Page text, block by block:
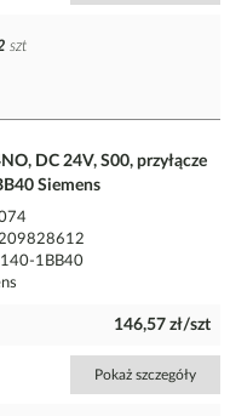
szt
DC 24V, S00, przyłącze
Siemens
1BB40
146,57 zł/szt
Pokaż szczegóły